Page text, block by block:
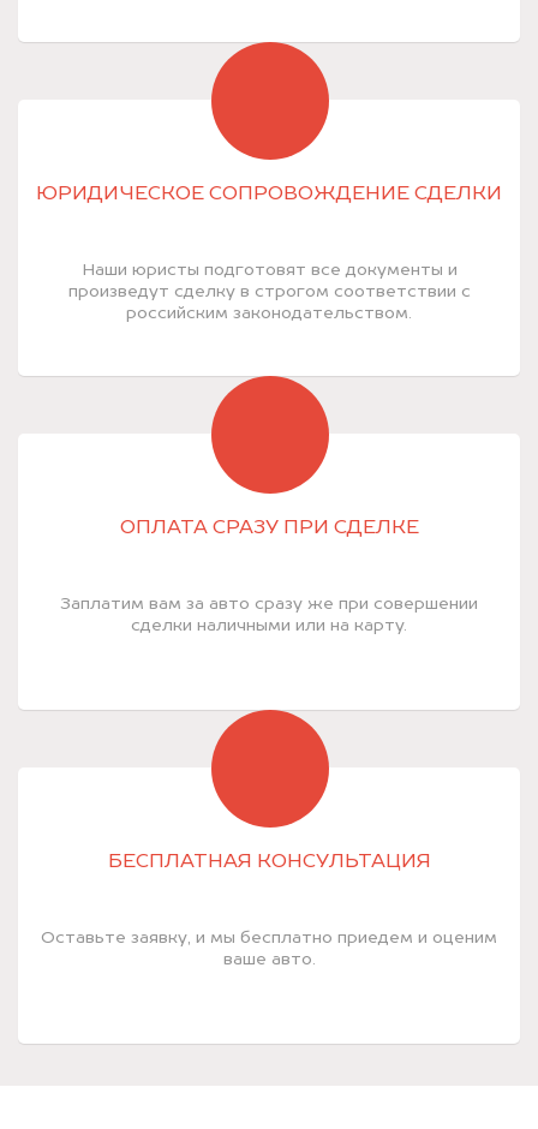
ЮРИДИЧЕСКОЕ СОПРОВОЖДЕНИЕ СДЕЛКИ
Наши юристы подготовят все документы и
произведут сделку в строгом соответствии с
российским законодательством.
ОПЛАТА СРАЗУ ПРИ СДЕЛКЕ
Заплатим вам за авто сразу же при совершении
сделки наличными или на карту.
БЕСПЛАТНАЯ КОНСУЛЬТАЦИЯ
Оставьте заявку, и мы бесплатно приедем и оценим
ваше авто.